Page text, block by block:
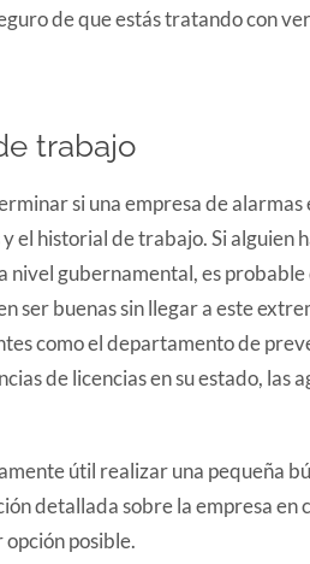
de que estás tratando con
trabajo
si una empresa de alarmas
el historial de trabajo. Si alguien
gubernamental, es probable
ser buenas sin llegar a este
como el departamento de
de licencias en su estado, las
útil realizar una pequeña
detallada sobre la empresa en
posible.